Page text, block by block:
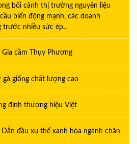
bối cảnh thị trường nguyên liệu
biến động mạnh, các doanh
trước nhiều sức ép..
Gia cầm Thụy Phương
gà giống chất lượng cao
định thương hiệu Việt
Dẫn đầu xu thế xanh hóa ngành chăn